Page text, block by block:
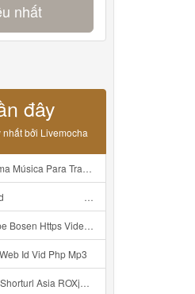
nhất
đây
bởi Livemocha
Colmek Viral Terbaru MP3 Version 4 2 01062020 Site Map Mp3
ᅠ ᅠ ᅠ ᅠ ᅠ ᅠ ᅠ ᅠ ᅠ ᅠ ᅠ ᅠ ᅠ ᅠ Mp3
ᅠ ᅠ ᅠ ᅠ ᅠ ᅠ ᅠ ᅠ ᅠ ᅠ ᅠ ᅠ ᅠ ᅠ ᅠ ᅠ ᅠ ᅠ ᅠ ᅠ ᅠ ᅠ ᅠ ᅠ ᅠ ᅠ ᅠ ᅠ ᅠ ᅠ ᅠ ᅠ ᅠ ᅠ ᅠ ᅠ ᅠ ᅠ ᅠ ᅠ ᅠ ᅠ ᅠ ᅠ ᅠ ᅠ ᅠ ᅠ ᅠ ᅠ ᅠ ᅠ ᅠ ᅠ ᅠ ᅠ ᅠ ᅠ Mp3
Id Vid Php Mp3
Asia ROXjZ Mp3